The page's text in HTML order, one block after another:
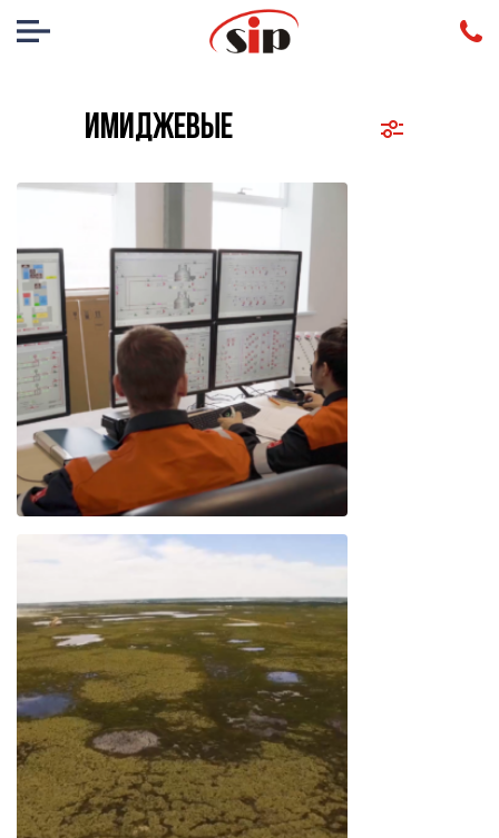
Имиджевые